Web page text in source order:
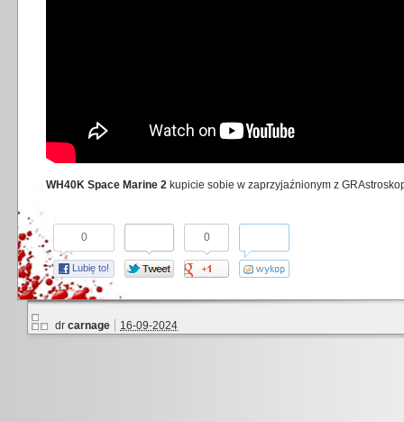
WH40K Space Marine 2 kupicie sobie w zaprzyjaźnionym z
0
Lubię to!
0
dr carnage 16-09-2024